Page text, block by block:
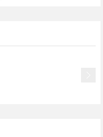
损毁病灶的特点，被形象地称
的病灶组织， 以达到相似于外科
量， 由若干束射线聚焦到靶点的